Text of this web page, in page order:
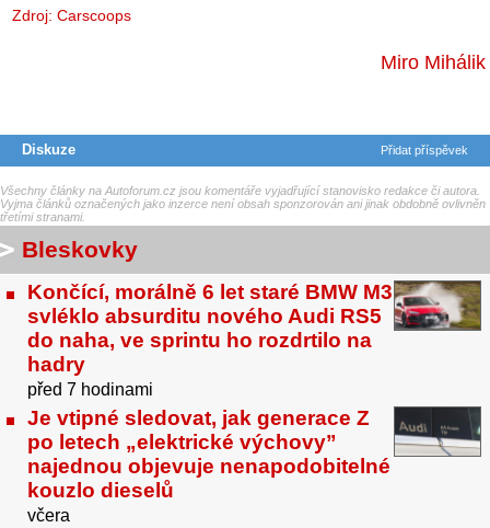
Zdroj: Carscoops
Miro Mihálik
Diskuze Přidat příspěvek
Všechny články na Autoforum.cz jsou komentáře vyjadřující stanovisko redakce či autora.
Vyjma článků označených jako inzerce není obsah sponzorován ani jinak obdobně ovlivněn
třetími stranami.
Bleskovky
Končící, morálně 6 let staré BMW M3
svléklo absurditu nového Audi RS5
do naha, ve sprintu ho rozdrtilo na
hadry
před 7 hodinami
Je vtipné sledovat, jak generace Z
po letech „elektrické výchovy”
najednou objevuje nenapodobitelné
kouzlo dieselů
včera